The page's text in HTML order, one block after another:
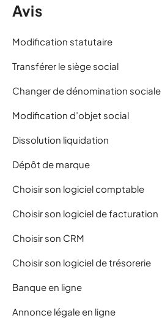
Avis
Modification statutaire
Transférer le siège social
Changer de dénomination sociale
Modification d’objet social
Dissolution liquidation
Dépôt de marque
Choisir son logiciel comptable
Choisir son logiciel de facturation
Choisir son CRM
Choisir son logiciel de trésorerie
Banque en ligne
Annonce légale en ligne